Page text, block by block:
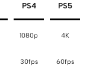
PS4 PS5
1080p 4K
30fps 60fps